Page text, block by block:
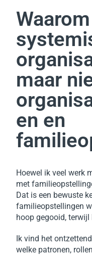
maar
en en
Hoewel ik veel werk
met
Dat is een bewuste
familieopstellingen
hoop gegooid,
Ik vind het
welke patronen,